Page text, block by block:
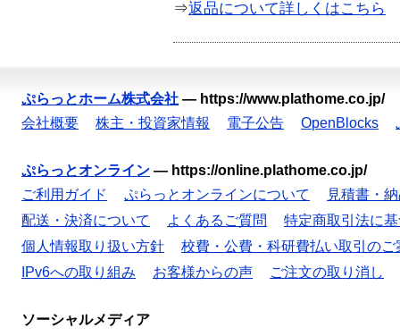
⇒返品について詳しくはこちら
ぷらっとホーム株式会社 — https://www.plathome.co.jp/
会社概要
株主・投資家情報 電子公告 OpenBlocks
ぷらっとオンライン — https://online.plathome.co.jp/
ご利用ガイド
ぷらっとオンラインについて
見積書・
配送・決済について
よくあるご質問
特定商取引法に
個人情報取り扱い方針
校費・公費・科研費払い取引のご
IPv6への取り組み
お客様からの声 ご注文の取り消し
ソーシャルメディア